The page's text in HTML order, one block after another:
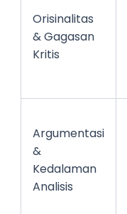
Orisinalitas
& Gagasan
Kritis
Argumentasi
&
Kedalaman
Analisis